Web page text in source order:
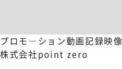
プロモ―ション動画記録映像
株式会社point zero